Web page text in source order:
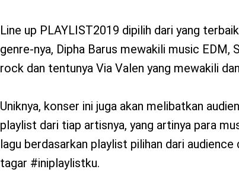
Line up PLAYLIST2019 dipilih dari yang
genre-nya, Dipha Barus mewakili music EDM,
rock dan tentunya Via Valen yang mewakili
Uniknya, konser ini juga akan melibatkan
playlist dari tiap artisnya, yang artinya para
lagu berdasarkan playlist pilihan dari audience
tagar #iniplaylistku.